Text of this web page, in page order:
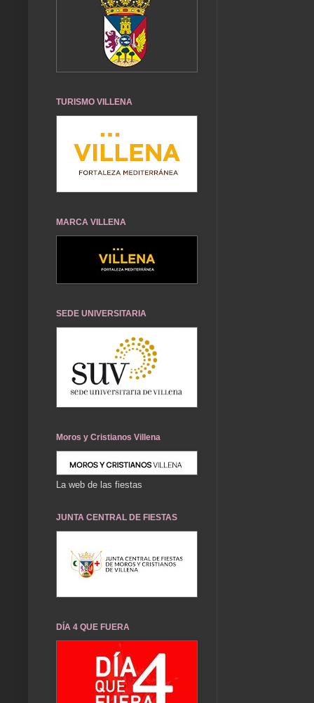
TURISMO VILLENA
MARCA VILLENA
SEDE UNIVERSITARIA
Moros y Cristianos Villena
La web de las fiestas
JUNTA CENTRAL DE FIESTAS
DÍA 4 QUE FUERA